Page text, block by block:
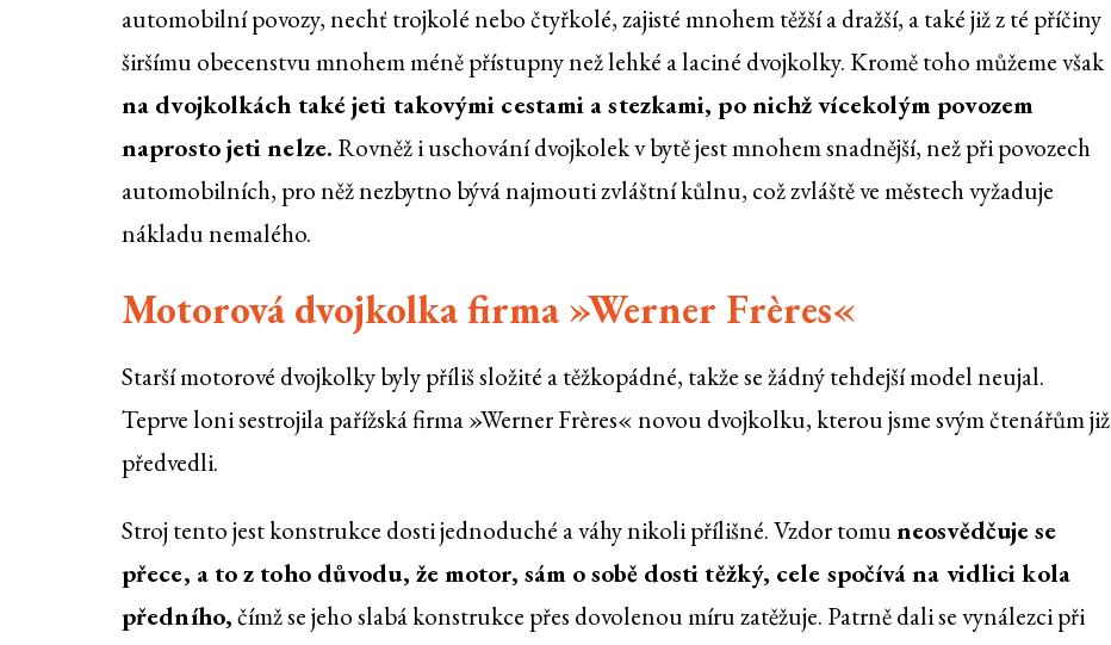
automobilní povozy, nechť trojkolé nebo čtyřkolé, zajisté mnohem těžší a dražší, a také již z té příčiny
širšímu obecenstvu mnohem méně přístupny než lehké a laciné dvojkolky. Kromě toho můžeme však
na dvojkolkách také jeti takovými cestami a stezkami, po nichž vícekolým povozem
naprosto jeti nelze. Rovněž i uschování dvojkolek v bytě jest mnohem snadnější, než při povozech
automobilních, pro něž nezbytno bývá najmouti zvláštní kůlnu, což zvláště ve městech vyžaduje
nákladu nemalého.
Motorová dvojkolka firma »Werner Frères«
Starší motorové dvojkolky byly příliš složité a těžkopádné, takže se žádný tehdejší model neujal.
Teprve loni sestrojila pařížská firma »Werner Frères« novou dvojkolku, kterou jsme svým čtenářům již
předvedli.
Stroj tento jest konstrukce dosti jednoduché a váhy nikoli přílišné. Vzdor tomuneosvědčuje se
přece, a to z toho důvodu, že motor, sám o sobě dosti těžký, cele spočívá na vidlici kola
předního,čímž se jeho slabá konstrukce přes dovolenou míru zatěžuje. Patrně dali se vynálezci při